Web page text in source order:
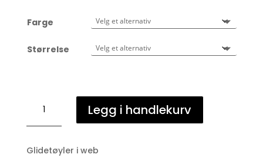
Farge
Størrelse
Matador
glidetøyle
Legg i handlekurv
Glidetøyler i web